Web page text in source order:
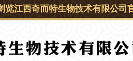
览江西奇而特生物技术有限公司